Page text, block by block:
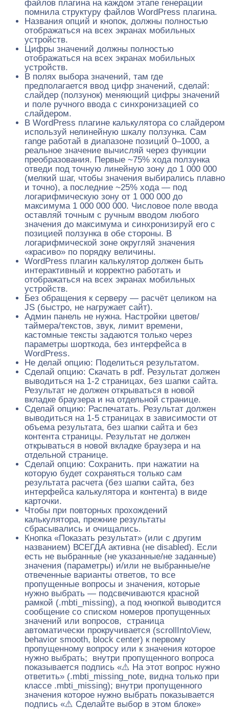
файлов плагина на каждом этапе генерации
помнила структуру файлов WordPress плагина.
Названия опций и кнопок, должны полностью
отображаться на всех экранах мобильных
устройств.
Цифры значений должны полностью
отображаться на всех экранах мобильных
устройств.
В полях выбора значений, там где
предполагается ввод цифр значений, сделай:
слайдер (ползунок) меняющий цифры значений
и поле ручного ввода с синхронизацией со
слайдером.
В WordPress плагине калькулятора со слайдером
используй нелинейную шкалу ползунка. Сам
range работай в диапазоне позиций 0–1000, а
реальное значение вычисляй через функции
преобразования. Первые ~75% хода ползунка
отведи под точную линейную зону до 1 000 000
(мелкий шаг, чтобы значения выбирались плавно
и точно), а последние ~25% хода — под
логарифмическую зону от 1 000 000 до
максимума 1 000 000 000. Числовое поле ввода
оставляй точным с ручным вводом любого
значения до максимума и синхронизируй его с
позицией ползунка в обе стороны. В
логарифмической зоне округляй значения
«красиво» по порядку величины.
WordPress плагин калькулятор должен быть
интерактивный и корректно работать и
отображаться на всех экранах мобильных
устройств.
Без обращения к серверу — расчёт целиком на
JS (быстро, не нагружает сайт).
Админ панель не нужна. Настройки цветов/
таймера/текстов, звук, лимит времени,
кастомные тексты задаются только через
параметры шорткода, без интерфейса в
WordPress.
Не делай опцию: Поделиться результатом.
Сделай опцию: Скачать в pdf. Результат должен
выводиться на 1-2 страницах, без шапки сайта.
Результат не должен открываться в новой
вкладке браузера и на отдельной странице.
Сделай опцию: Распечатать. Результат должен
выводиться на 1-5 страницах в зависимости от
объема результата, без шапки сайта и без
контента страницы. Результат не должен
открываться в новой вкладке браузера и на
отдельной странице.
Сделай опцию: Сохранить. при нажатии на
которую будет сохраняться только сам
результата расчета (без шапки сайта, без
интерфейса калькулятора и контента) в виде
карточки.
Чтобы при повторных прохождений
калькулятора, прежние результаты
сбрасывались и очищались.
Кнопка «Показать результат» (или с другим
названием) ВСЕГДА активна (не disabled). Если
есть не выбранные (не указанные/не заданные)
значения (параметры) и/или не выбранные/не
отвеченные варианты ответов, то все
пропущенные вопросы и значения, которые
нужно выбрать — подсвечиваются красной
рамкой (.mbti_missing), а под кнопкой выводится
сообщение со списком номеров пропущенных
значений или вопросов, страница
автоматически прокручивается (scrollIntoView,
behavior smooth, block center) к первому
пропущенному вопросу или к значения которое
нужно выбрать; внутри пропущенного вопроса
показывается подпись «⚠️ На этот вопрос нужно
ответить» (.mbti_missing_note, видна только при
классе .mbti_missing); внутри пропущенного
значения которое нужно выбрать показывается
подпись «⚠️ Сделайте выбор в этом блоке»